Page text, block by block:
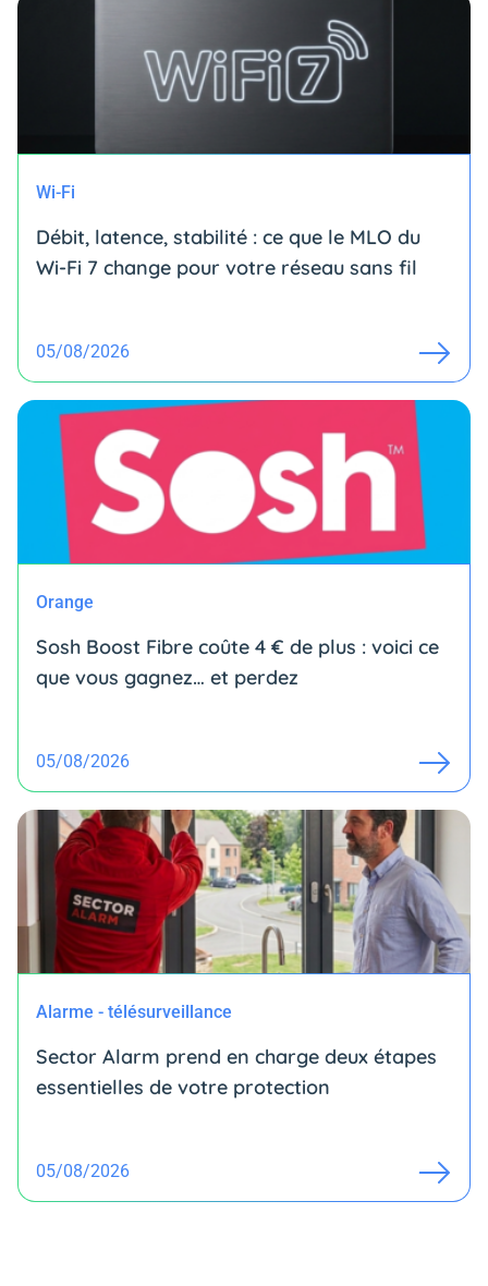
Wi-Fi
Débit, latence, stabilité : ce que le MLO du
Wi-Fi 7 change pour votre réseau sans fil
05/08/2026
Orange
Sosh Boost Fibre coûte 4 € de plus : voici ce
que vous gagnez… et perdez
05/08/2026
Alarme - télésurveillance
Sector Alarm prend en charge deux étapes
essentielles de votre protection
05/08/2026